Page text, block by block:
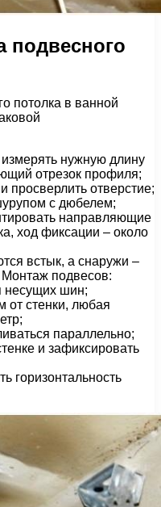
подвесного
потолка в ванной
нужную длину
отрезок профиля;
просверлить отверстие;
с дюбелем;
направляющие
ход фиксации – около
встык, а снаружи –
Монтаж подвесов:
несущих шин;
от стенки, любая
параллельно;
и зафиксировать
горизонтальность